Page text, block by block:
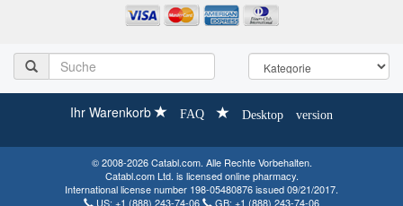
Ihr Warenkorb FAQ Desktop version
© 2008-2026 Catabl.com. Alle Rechte Vorbehalten.
Catabl.com Ltd. is licensed online pharmacy.
International license number 198-05480876 issued 09/21/2017.
US: +1 (888) 243-74-06 GB: +1 (888) 243-74-06